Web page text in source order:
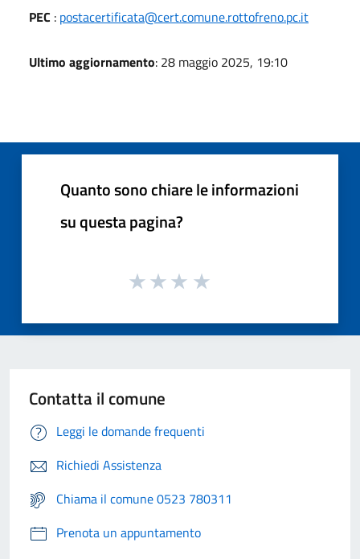
PEC : postacertificata@cert.comune.rottofreno.pc.it
Ultimo aggiornamento: 28 maggio 2025, 19:10
Quanto sono chiare le informazioni
su questa pagina?
Contatta il comune
Leggi le domande frequenti
Richiedi Assistenza
Chiama il comune 0523 780311
Prenota un appuntamento